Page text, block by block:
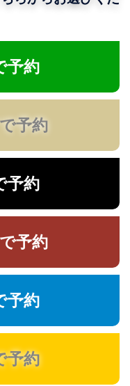
予約
予約
予約
予約
予約
予約